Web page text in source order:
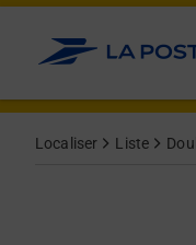
Allez au contenu
Localiser Liste
Afficher ou masquer la
Afficher ou masquer la
Afficher ou masquer la
Afficher ou masquer la
Afficher ou masquer la